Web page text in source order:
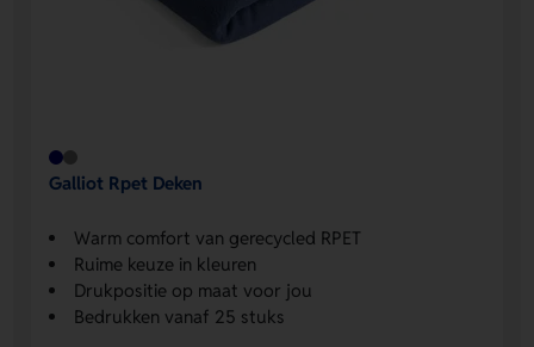
Galliot Rpet Deken
Warm comfort van gerecycled RPET
Ruime keuze in kleuren
Drukpositie op maat voor jou
Bedrukken vanaf 25 stuks